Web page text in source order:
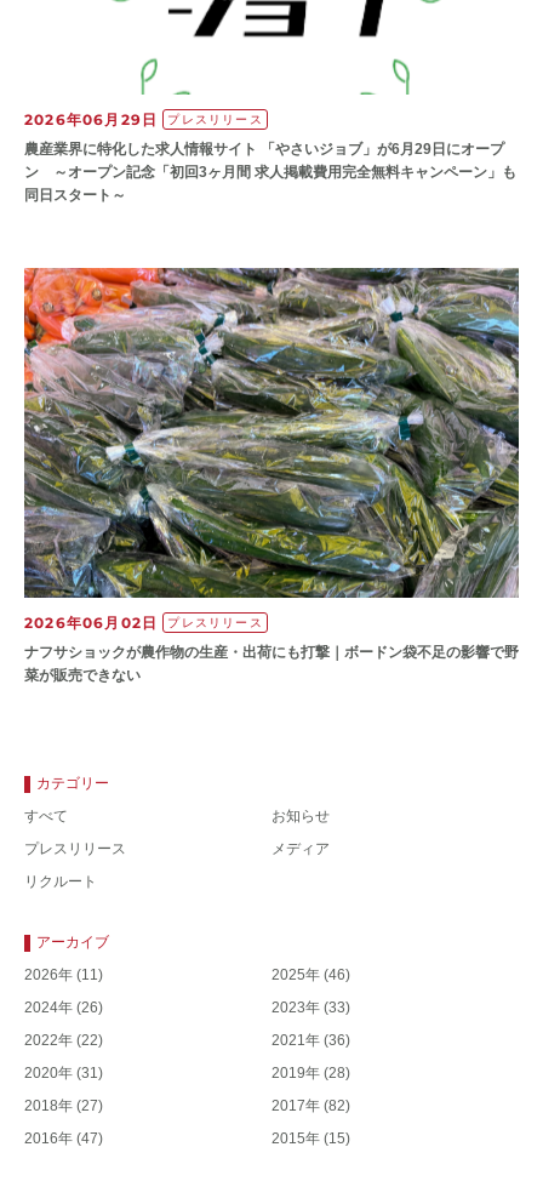
2026年06月29日 プレスリリース
農産業界に特化した求人情報サイト 「やさいジョブ」が6月29日にオープ
ン ～オープン記念「初回3ヶ月間 求人掲載費用完全無料キャンペーン」も
同日スタート～
2026年06月02日 プレスリリース
ナフサショックが農作物の⽣産・出荷にも打撃｜ボードン袋不⾜の影響で野
菜が販売できない
カテゴリー
すべて
お知らせ
プレスリリース
メディア
リクルート
アーカイブ
2026年 (11) 2025年 (46)
2024年 (26) 2023年 (33)
2022年 (22) 2021年 (36)
2020年 (31) 2019年 (28)
2018年 (27) 2017年 (82)
2016年 (47) 2015年 (15)